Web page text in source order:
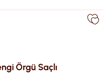
Örgü Saçlı